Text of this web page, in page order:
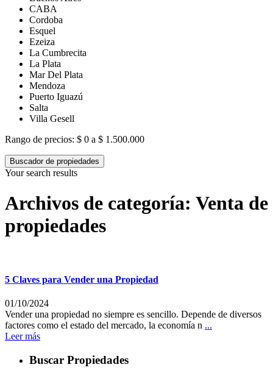
CABA
Cordoba
Esquel
Ezeiza
La Cumbrecita
La Plata
Mar Del Plata
Mendoza
Puerto Iguazú
Salta
Villa Gesell
Rango de precios: $ 0 a $ 1.500.000
Buscador de propiedades
Your search results
Archivos de categoría: Venta de
propiedades
5 Claves para Vender una Propiedad
01/10/2024
Vender una propiedad no siempre es sencillo. Depende de diversos
factores como el estado del mercado, la economía n ...
Leer más
Buscar Propiedades